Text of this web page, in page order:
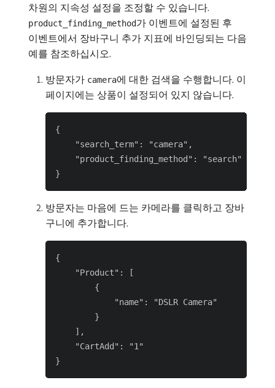
차원의 지속성 설정을 조정할 수 있습니다.
product_finding_method가 이벤트에 설정된 후
이벤트에서 장바구니 추가 지표에 바인딩되는 다음
예를 참조하십시오.
방문자가 camera에 대한 검색을 수행합니다. 이
페이지에는 상품이 설정되어 있지 않습니다.
{
    "search_term": "camera",
    "product_finding_method": "search"
방문자는 마음에 드는 카메라를 클릭하고 장바
구니에 추가합니다.
{
    "Product": [
        {
            "name": "DSLR Camera"
        }
    ],
    "CartAdd": "1"